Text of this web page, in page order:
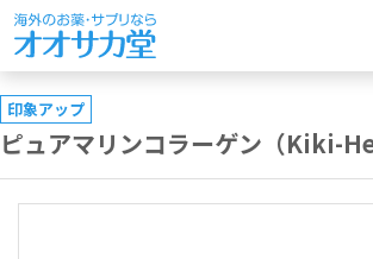
印象アップ
ピュアマリンコラーゲン（Kiki-